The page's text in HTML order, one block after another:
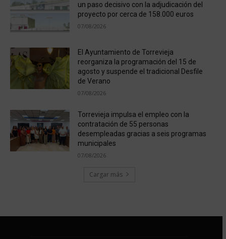
un paso decisivo con la adjudicación del
proyecto por cerca de 158.000 euros
07/08/2026
El Ayuntamiento de Torrevieja
reorganiza la programación del 15 de
agosto y suspende el tradicional Desfile
de Verano
07/08/2026
Torrevieja impulsa el empleo con la
contratación de 55 personas
desempleadas gracias a seis programas
municipales
07/08/2026
Cargar más